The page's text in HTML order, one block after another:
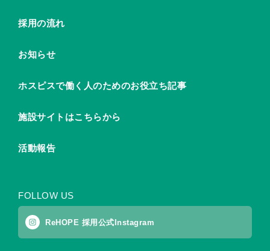
採用の流れ
お知らせ
ホスピスで働く人のためのお役立ち記事
施設サイトはこちらから
活動報告
FOLLOW US
ReHOPE 採用公式Instagram